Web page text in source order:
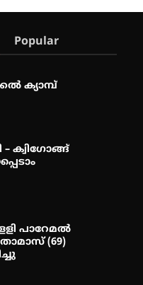
Popular
ക്യാമ്പ്
– ക്വിഗോങ്ങ്
പാറേമൽ
(69)